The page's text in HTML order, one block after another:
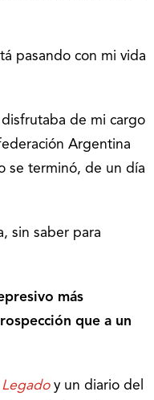
pasando con mi vida
de mi cargo
Argentina
se terminó, de un día
sin saber para
más
que a un
Legadoy un diario del